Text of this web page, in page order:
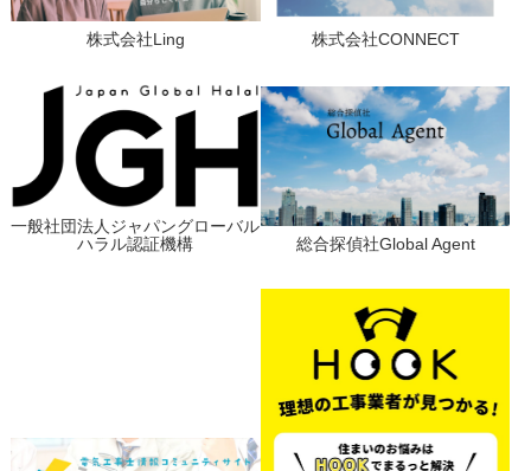
株式会社Ling 株式会社CONNECT
一般社団法人ジャパングローバル
ハラル認証機構
総合探偵社Global Agent